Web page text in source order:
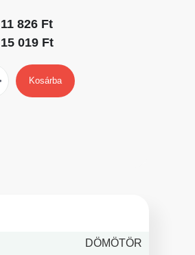
11 826 Ft
15 019 Ft
Kosárba
DÖMÖTÖR